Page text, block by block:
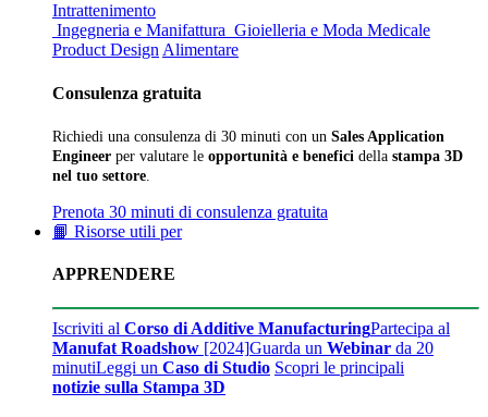
Intrattenimento
Ingegneria e Manifattura Gioielleria e Moda Medicale
Product Design Alimentare
Consulenza gratuita
Richiedi una consulenza di 30 minuti con un Sales Application
Engineer per valutare le opportunità e benefici della stampa 3D
nel tuo settore
Prenota 30 minuti di consulenza gratuita
📙 Risorse utili per
APPRENDERE
Iscriviti al Corso di Additive ManufacturingPartecipa al
Manufat Roadshow [2024]Guarda un Webinar da 20
minutiLeggi un Caso di Studio Scopri le principali
notizie sulla Stampa 3D